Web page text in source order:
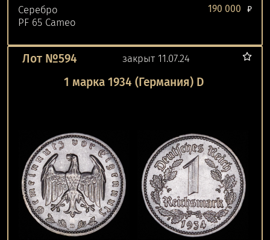
Серебро
PF 65 Cameo
190 000 ₽
Лот №594 закрыт 11.07.24
1 марка 1934 (Германия) D